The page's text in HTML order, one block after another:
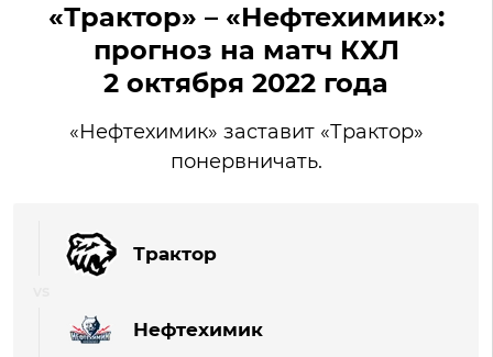
«Трактор» – «Нефтехимик»:
прогноз на матч КХЛ
2 октября 2022 года
«Нефтехимик» заставит «Трактор»
понервничать.
Трактор
Нефтехимик